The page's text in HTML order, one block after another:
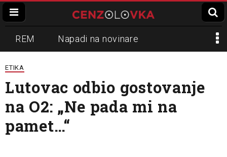
REM Napadi na novinare
Zvučni top
Propaganda Lokalni mediji
Informer Slavko Ćuruvija
ETIKA
Lutovac odbio gostovanje
na O2: „Ne pada mi na
pamet…“